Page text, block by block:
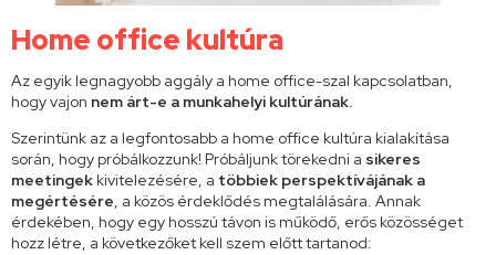
Home office kultúra
Az egyik legnagyobb aggály a home office-szal kapcsolatban,
hogy vajon nem árt-e a munkahelyi kultúrának.
Szerintünk az a legfontosabb a home office kultúra kialakítása
során, hogy próbálkozzunk! Próbáljunk törekedni a sikeres
meetingek kivitelezésére, a többiek perspektívájának a
megértésére, a közös érdeklődés megtalálására. Annak
érdekében, hogy egy hosszú távon is működő, erős közösséget
hozz létre, a következőket kell szem előtt tartanod: